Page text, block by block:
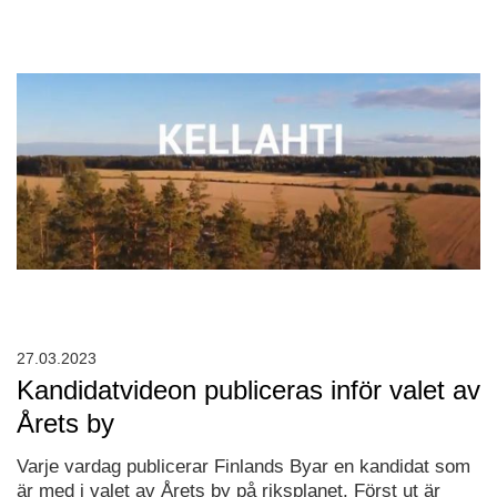
Kandidatvideon publiceras inför valet av
Årets by
Varje vardag publicerar Finlands Byar en kandidat som
är med i valet av Årets by på riksplanet. Först ut är
27.03.2023